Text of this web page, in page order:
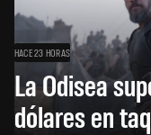
HACE 23 HORAS
La Odisea
dólares en